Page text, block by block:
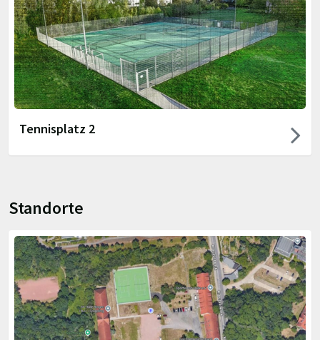
Tennisplatz 2
Standorte